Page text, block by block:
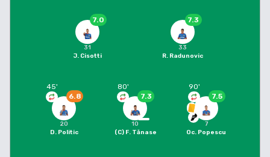
7.0
31
J. Cisotti
7.3
33
R. Radunovic
6.8
45'
20
D. Politic
7.3
80'
10
(C) F. Tănase
7.5
90'
7
Oc. Popescu